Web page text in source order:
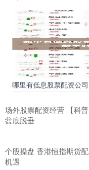
哪里有低息股票配资公
场外股票配资经营 【科
盆底脱垂
个股操盘 香港恒指期货
机遇